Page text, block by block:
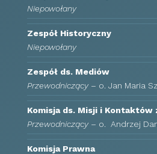
Niepowołany
Zespół Historyczny
Niepowołany
Zespół ds. Mediów
Przewodniczący– o. Jan Maria
Komisja ds. Misji i Kontaktów
Przewodniczący– o. Andrzej
Komisja Prawna